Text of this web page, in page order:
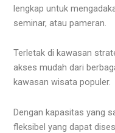
lengkap untuk
seminar, atau pameran.
Terletak di kawasan
akses mudah dari
kawasan wisata populer.
Dengan kapasitas yang
fleksibel yang dapat